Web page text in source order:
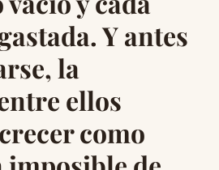
Y antes
la
ellos
como